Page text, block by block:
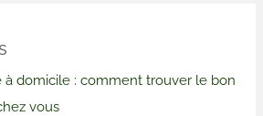
à domicile : comment trouver le bon
vous